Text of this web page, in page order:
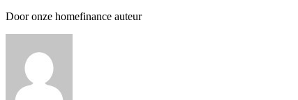
Door onze homefinance auteur